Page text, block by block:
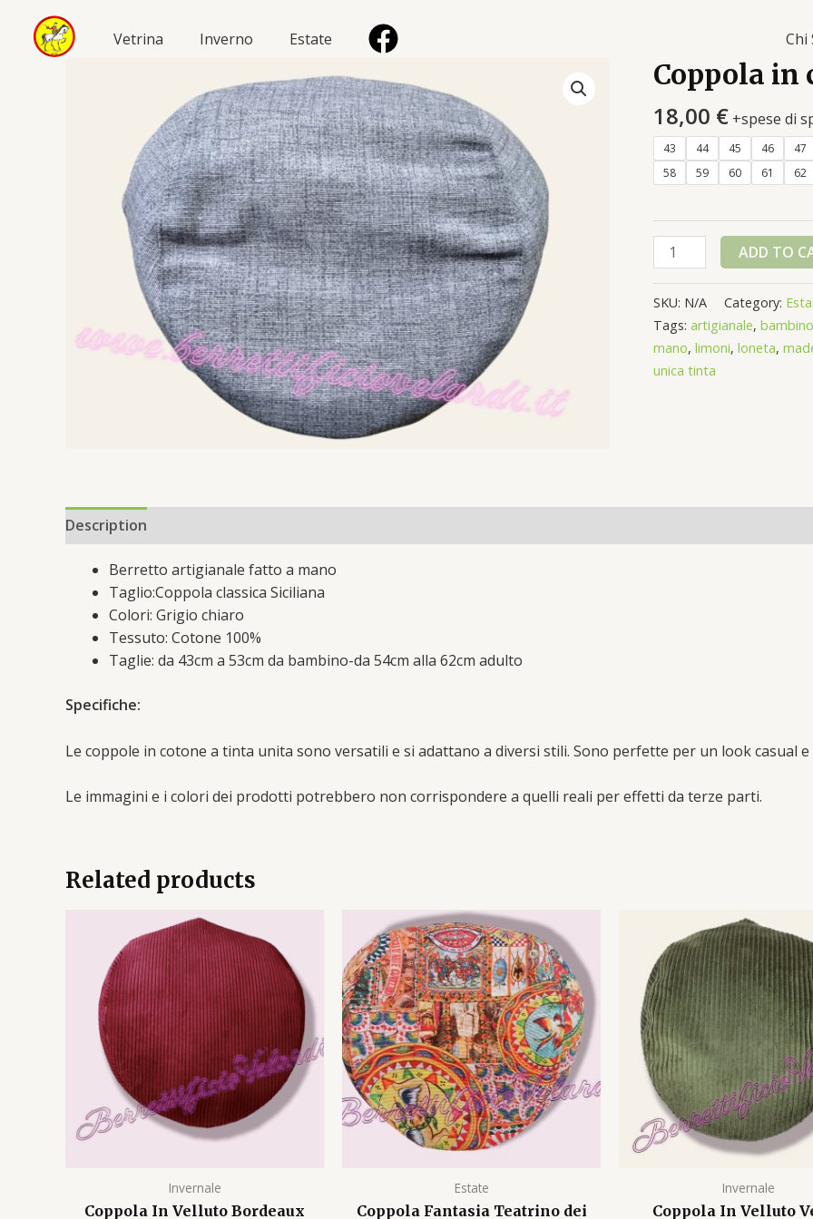
contenuto
Vetrina Inverno Estate Chi
Coppola in
18,00 € +spese di
43 44 45 46
47
58
59 60 61 62
Coppola
in
Grigio
chiaro
quantity
ADD TO
SKU: N/A Category:
Tags: artigianale, bambino
mano, limoni, loneta,
unica tinta
Description
Berretto artigianale fatto a mano
Taglio:Coppola classica Siciliana
Colori: Grigio chiaro
Tessuto: Cotone 100%
Taglie: da 43cm a 53cm da bambino-da 54cm alla 62cm adulto
Specifiche:
Le coppole in cotone a tinta unita sono versatili e si adattano a diversi stili. Sono perfette per un look casual e
Le immagini e i colori dei prodotti potrebbero non corrispondere a quelli reali per effetti da terze parti.
Related products
Invernale
Coppola In Velluto Bordeaux
Estate
Coppola Fantasia Teatrino dei
Invernale
Coppola In Velluto